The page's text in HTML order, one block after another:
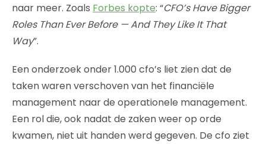
naar meer. Zoals Forbes kopte: “CFO’s Have Bigger
Roles Than Ever Before — And They Like It That
Way”.
Een onderzoek onder 1.000 cfo’s liet zien dat de
taken waren verschoven van het financiële
management naar de operationele management.
Een rol die, ook nadat de zaken weer op orde
kwamen, niet uit handen werd gegeven. De cfo ziet